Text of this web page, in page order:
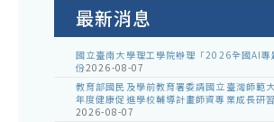
最新消息
國立臺南大學理工學院辦理「2026全國AI專
份2026-08-07
教育部國民及學前教育署委請國立臺灣師範
年度健康促進學校輔導計畫師資專業成長研
2026-08-07